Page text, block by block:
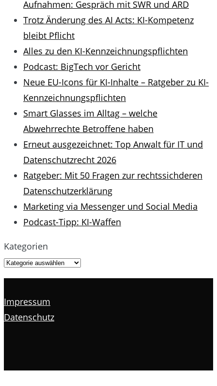
Aufnahmen: Gespräch mit SWR und ARD
Trotz Änderung des AI Acts: KI-Kompetenz
bleibt Pflicht
Alles zu den KI-Kennzeichnungspflichten
Podcast: BigTech vor Gericht
Neue EU-Icons für KI-Inhalte – Ratgeber zu KI-
Kennzeichnungspflichten
Smart Glasses im Alltag – welche
Abwehrrechte Betroffene haben
Erneut ausgezeichnet: Top Anwalt für IT und
Datenschutzrecht 2026
Ratgeber: Mit 50 Fragen zur rechtssichderen
Datenschutzerklärung
Marketing via Messenger und Social Media
Podcast-Tipp: KI-Waffen
Kategorien
Impressum
Datenschutz